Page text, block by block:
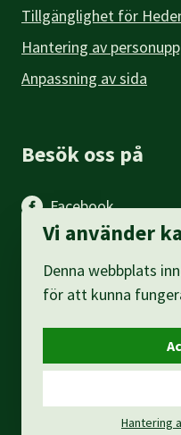
Tillgänglighet för
Hantering av
Anpassning av sida
Besök oss på
Facebook
Instagram
LinkedIn
Vi använder
Denna webbplats
för att kunna
Hantering